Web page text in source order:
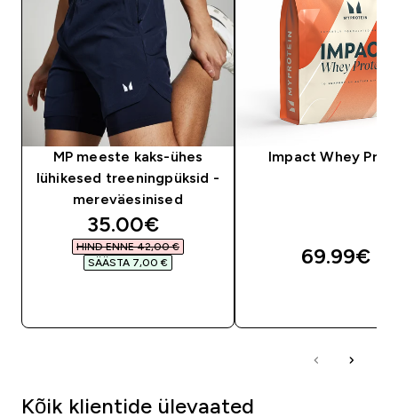
MP meeste kaks-ühes
lühikesed treeningpüksid -
mereväesinised
discounted price
35.00€‎
HIND ENNE 42,00 €‎
SÄÄSTA 7,00 €‎
Impact Whey
69.99€‎
Kõik klientide ülevaated